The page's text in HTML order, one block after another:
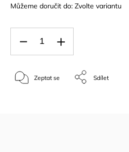
Můžeme doručit do: Zvolte variantu
Zeptat se Sdílet